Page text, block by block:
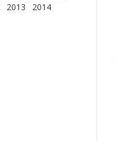
2013
2014